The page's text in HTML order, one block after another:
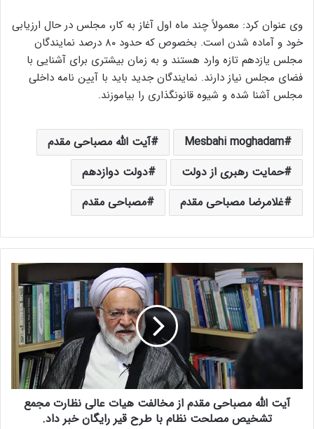
وی عنوان کرد: معمولاً چند ماه اول آغاز به کار، مجلس در حال ارزیابی
خود و آماده شدن است. بخصوص که حدود ۸۰ درصد نمایندگان
مجلس یازدهم تازه وارد هستند و به زمان بیشتری برای آشنایی با
فضای مجلس نیاز دارند. نمایندگان جدید باید با آیین نامه داخلی
مجلس آشنا شده و شیوه قانونگذاری را بیاموزند.
Mesbahi moghadam
آیت الله مصباحی مقدم
حمایت رهبری از دولت
دولت دوازدهم
غلامرضا مصباحی مقدم
مصباحی مقدم
ی
ت
ا
ل
ه
ص
آیت الله مصباحی مقدم از مخالفت هیات عالی نظارت مجمع
تشخیص مصلحت نظام با طرح قیر رایگان خبر داد.